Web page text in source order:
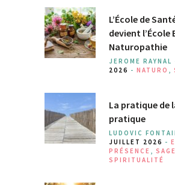
L’École de
devient l’École
Naturopathie
JEROME RAYNAL
2026 - NATURO
La pratique de
pratique
LUDOVIC
JUILLET 2026 -
PRÉSENCE
SPIRITUALITÉ